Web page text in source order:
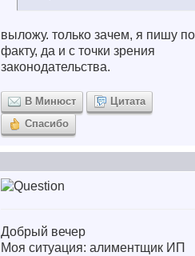
выложу. только зачем, я пишу по
факту, да и с точки зрения
законодательства.
В Минюст
Цитата
Спасибо
Добрый вечер
Моя ситуация: алиментщик ИП